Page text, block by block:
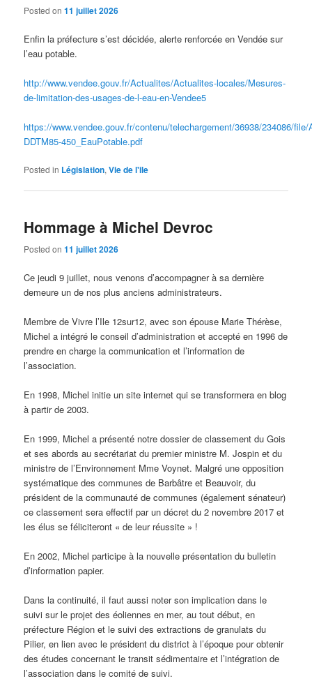
Posted on11 juillet 2026
Enfin la préfecture s’est décidée, alerte renforcée en Vendée sur
l’eau potable.
http://www.vendee.gouv.fr/Actualites/Actualites-locales/Mesures-
de-limitation-des-usages-de-l-eau-en-Vendee5
https://www.vendee.gouv.fr/contenu/telechargement/36938/234086/
DDTM85-450_EauPotable.pdf
Posted in Législation,Vie de l'ile
Hommage à Michel Devroc
Posted on11 juillet 2026
Ce jeudi 9 juillet, nous venons d’accompagner à sa dernière
demeure un de nos plus anciens administrateurs.
Membre de Vivre l’Ile 12sur12, avec son épouse Marie Thérèse,
Michel a intégré le conseil d’administration et accepté en 1996 de
prendre en charge la communication et l’information de
l’association.
En 1998, Michel initie un site internet qui se transformera en blog
à partir de 2003.
En 1999, Michel a présenté notre dossier de classement du Gois
et ses abords au secrétariat du premier ministre M. Jospin et du
ministre de l’Environnement Mme Voynet. Malgré une opposition
systématique des communes de Barbâtre et Beauvoir, du
président de la communauté de communes (également sénateur)
ce classement sera effectif par un décret du 2 novembre 2017 et
les élus se féliciteront « de leur réussite » !
En 2002, Michel participe à la nouvelle présentation du bulletin
d’information papier.
Dans la continuité, il faut aussi noter son implication dans le
suivi sur le projet des éoliennes en mer, au tout début, en
préfecture Région et le suivi des extractions de granulats du
Pilier, en lien avec le président du district à l’époque pour obtenir
des études concernant le transit sédimentaire et l’intégration de
l’association dans le comité de suivi.